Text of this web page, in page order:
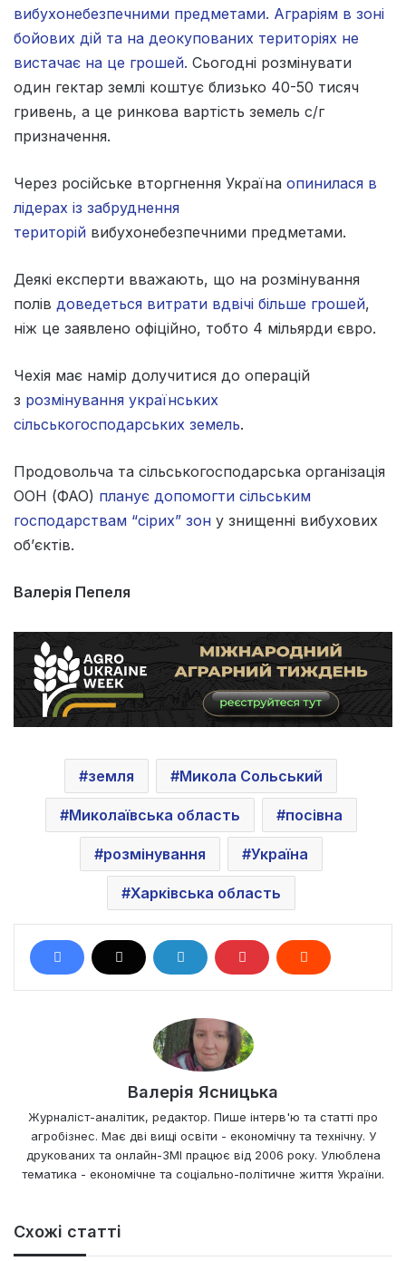
вибухонебезпечними предметами. Аграріям в зоні
бойових дій та на деокупованих територіях не
вистачає на це грошей. Сьогодні розмінувати
один гектар землі коштує близько 40-50 тисяч
гривень, а це ринкова вартість земель с/г
призначення.
Через російське вторгнення Україна опинилася в
лідерах із забруднення
територій вибухонебезпечними предметами.
Деякі експерти вважають, що на розмінування
полів доведеться витрати вдвічі більше грошей,
ніж це заявлено офіційно, тобто 4 мільярди євро.
Чехія має намір долучитися до операцій
з розмінування українських
сільськогосподарських земель.
Продовольча та сільськогосподарська організація
ООН (ФАО) планує допомогти сільським
господарствам “сірих” зон у знищенні вибухових
об’єктів.
Валерія Пепеля
земля Микола Сольський
Миколаївська область посівна
розмінування Україна
Харківська область
Валерія Ясницька
Журналіст-аналітик, редактор. Пише інтерв'ю та статті про
агробізнес. Має дві вищі освіти - економічну та технічну. У
друкованих та онлайн-ЗМІ працює від 2006 року. Улюблена
тематика - економічне та соціально-політичне життя України.
Схожі статті